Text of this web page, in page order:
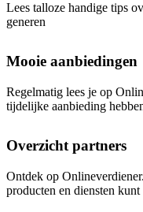
Lees talloze handige tips
generen
Mooie aanbiedingen
Regelmatig lees je op
tijdelijke aanbieding
Overzicht partners
Ontdek op
producten en diensten kunt